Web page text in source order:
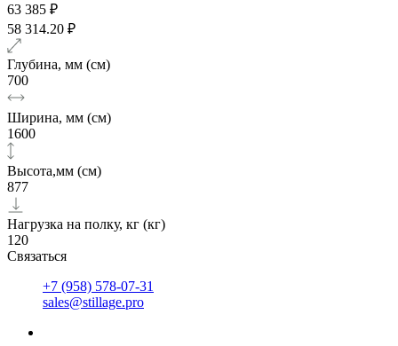
63 385 ₽
58 314.20 ₽
Глубина, мм (см)
700
Ширина, мм (см)
1600
Высота,мм (см)
877
Нагрузка на полку, кг (кг)
120
Связаться
+7 (958) 578-07-31
sales@stillage.pro